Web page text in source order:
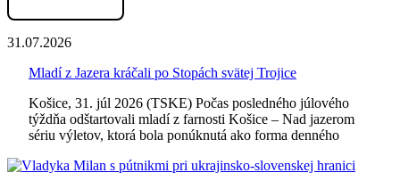
31.07.2026
Mladí z Jazera kráčali po Stopách svätej Trojice
Košice, 31. júl 2026 (TSKE) Počas posledného júlového
týždňa odštartovali mladí z farnosti Košice – Nad jazerom
sériu výletov, ktorá bola ponúknutá ako forma denného